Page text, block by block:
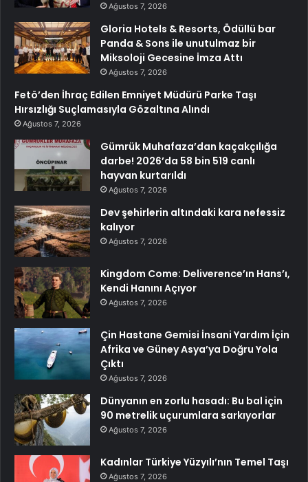
Ağustos 7, 2026
Gloria Hotels & Resorts, Ödüllü bar
Panda & Sons ile unutulmaz bir
Miksoloji Gecesine İmza Attı
Ağustos 7, 2026
Fetö’den İhraç Edilen Emniyet Müdürü Parke Taşı
Hırsızlığı Suçlamasıyla Gözaltına Alındı
Ağustos 7, 2026
Gümrük Muhafaza’dan kaçakçılığa
darbe! 2026’da 58 bin 519 canlı
hayvan kurtarıldı
Ağustos 7, 2026
Dev şehirlerin altındaki kara nefessiz
kalıyor
Ağustos 7, 2026
Kingdom Come: Deliverence’ın Hans’ı,
Kendi Hanını Açıyor
Ağustos 7, 2026
Çin Hastane Gemisi İnsani Yardım İçin
Afrika ve Güney Asya’ya Doğru Yola
Çıktı
Ağustos 7, 2026
Dünyanın en zorlu hasadı: Bu bal için
90 metrelik uçurumlara sarkıyorlar
Ağustos 7, 2026
Kadınlar Türkiye Yüzyılı’nın Temel Taşı
Ağustos 7, 2026